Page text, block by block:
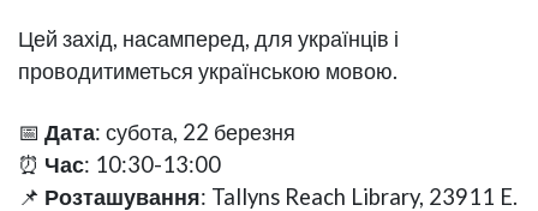
Цей захід, насамперед, для українців і
проводитиметься українською мовою.
📅 Дата: субота, 22 березня
⏰ Час: 10:30-13:00
📌 Розташування: Tallyns Reach Library, 23911 E.